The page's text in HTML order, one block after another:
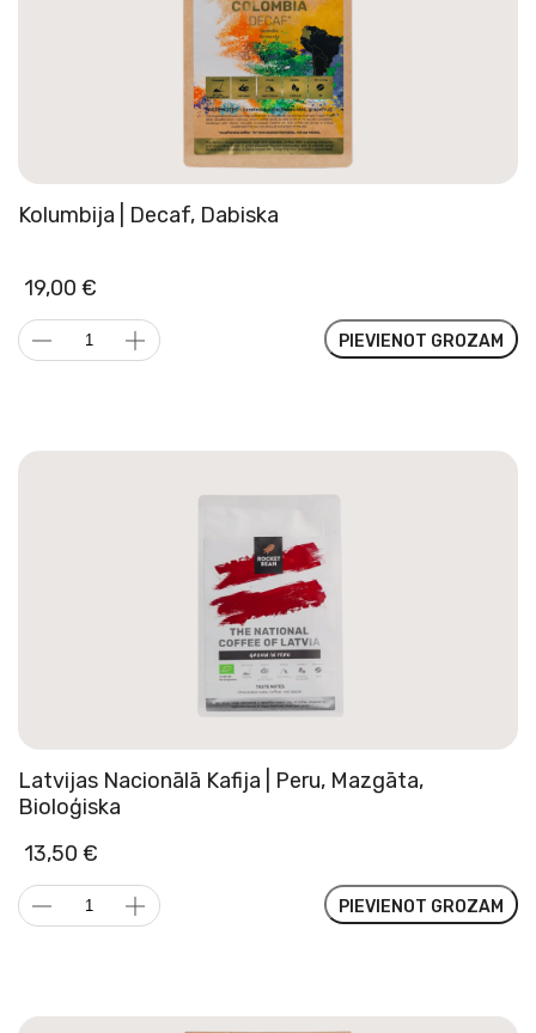
Kolumbija | Decaf, Dabiska
19,00 €
Kolumbija
daudzums
PIEVIENOT GROZAM
Latvijas Nacionālā Kafija | Peru, Mazgāta,
Bioloģiska
13,50 €
Latvijas
Nacionālā
Peru,
PIEVIENOT GROZAM